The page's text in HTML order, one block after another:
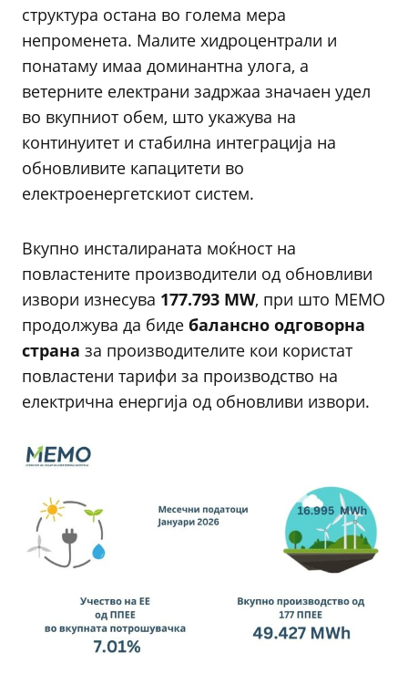
структура остана во голема мера
непроменета. Малите хидроцентрали и
понатаму имаа доминантна улога, а
ветерните електрани задржаа значаен удел
во вкупниот обем, што укажува на
континуитет и стабилна интеграција на
обновливите капацитети во
електроенергетскиот систем.
Вкупно инсталираната моќност на
повластените производители од обновливи
извори изнесува 177.793 MW, при што МЕМО
продолжува да биде балансно одговорна
страна за производителите кои користат
повластени тарифи за производство на
електрична енергија од обновливи извори.